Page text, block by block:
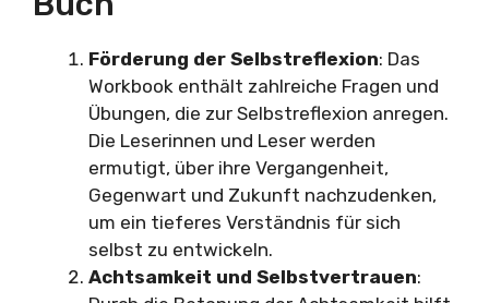
Förderung der Selbstreflexion: Das
Workbook enthält zahlreiche Fragen und
Übungen, die zur Selbstreflexion anregen.
Die Leserinnen und Leser werden
ermutigt, über ihre Vergangenheit,
Gegenwart und Zukunft nachzudenken,
um ein tieferes Verständnis für sich
selbst zu entwickeln.
Achtsamkeit und Selbstvertrauen: